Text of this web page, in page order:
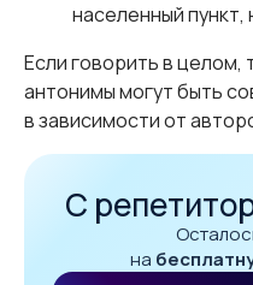
населенный
Если говорить в целом,
антонимы могут быть
в зависимости от
С
на